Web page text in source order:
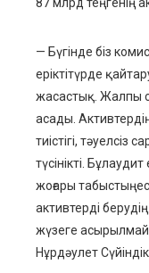
87 млрд теңгенің
— Бүгінде біз
еріктітүрде
жасастық. Жалпы
асады.
тиістігі, тәуелсіз
түсінікті.
жоғары
активтерді
жүзеге
Нұрдәулет